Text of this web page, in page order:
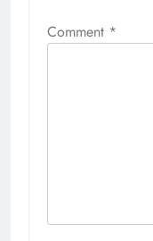
Comment *